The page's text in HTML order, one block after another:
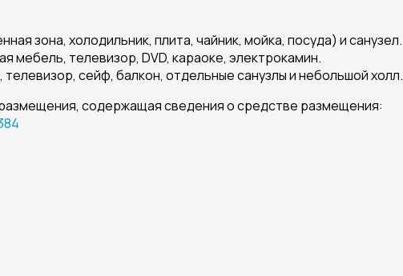
зона, холодильник, плита, чайник, мойка, посуда) и санузел.
мебель, телевизор, DVD, караоке, электрокамин.
сейф, балкон, отдельные санузлы и небольшой холл.
содержащая сведения о средстве размещения: